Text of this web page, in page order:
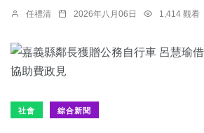
任禮清 2026年八月06日 1,414 觀看
社會 綜合新聞